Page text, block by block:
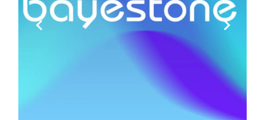
keyboard_arrow_left keyboard_arrow_right